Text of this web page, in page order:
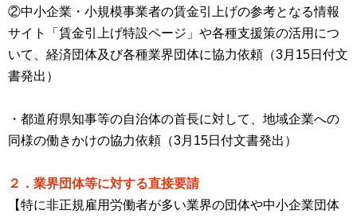
②中小企業・小規模事業者の賃金引上げの参考となる情報
サイト「賃金引上げ特設ページ」や各種支援策の活用につ
いて、経済団体及び各種業界団体に協力依頼（3月15日付文
書発出）
・都道府県知事等の自治体の首長に対して、地域企業への
同様の働きかけの協力依頼（3月15日付文書発出）
２．業界団体等に対する直接要請
【特に非正規雇用労働者が多い業界の団体や中小企業団体